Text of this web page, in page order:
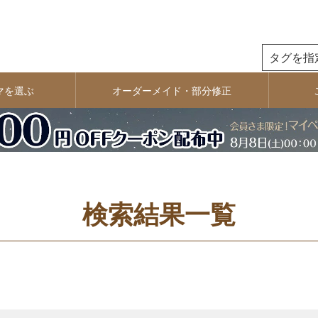
を選ぶ オーダーメイド・部分修正
検索結果一覧
並び順
新着順
おすす
検索